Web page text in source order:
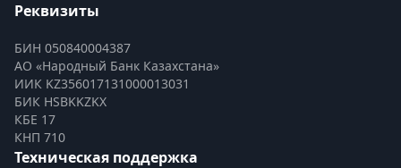
Реквизиты
БИН 050840004387
АО «Народный Банк Казахстана»
ИИК KZ356017131000013031
БИК HSBKKZKX
КБЕ 17
КНП 710
Техническая поддержка